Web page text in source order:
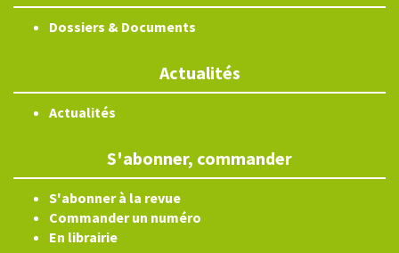
Dossiers & Documents
Actualités
Actualités
S'abonner, commander
S'abonner à la revue
Commander un numéro
En librairie